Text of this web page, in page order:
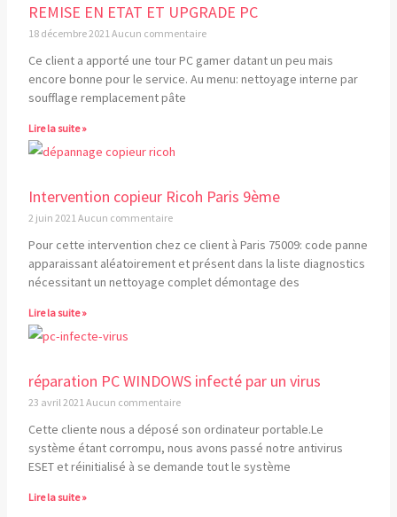
REMISE EN ETAT ET UPGRADE PC
18 décembre 2021Aucun commentaire
Ce client a apporté une tour PC gamer datant un peu mais
encore bonne pour le service. Au menu: nettoyage interne par
soufflage remplacement pâte
Lire la suite »
Intervention copieur Ricoh Paris 9ème
2 juin 2021Aucun commentaire
Pour cette intervention chez ce client à Paris 75009: code panne
apparaissant aléatoirement et présent dans la liste diagnostics
nécessitant un nettoyage complet démontage des
Lire la suite »
réparation PC WINDOWS infecté par un virus
23 avril 2021Aucun commentaire
Cette cliente nous a déposé son ordinateur portable.Le
système étant corrompu, nous avons passé notre antivirus
ESET et réinitialisé à se demande tout le système
Lire la suite »